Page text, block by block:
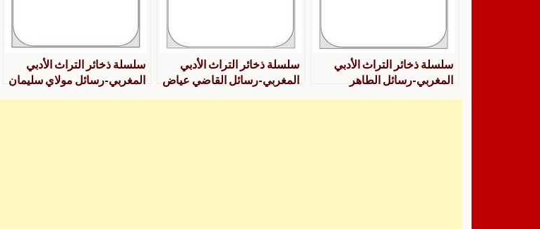
سلسلة ذخائر التراث الأدبي
المغربي-رسائل الطاهر
سلسلة ذخائر التراث الأدبي
المغربي-رسائل القاضي عياض
سلسلة ذخائر التراث الأدبي
المغربي-رسائل مولاي سليمان